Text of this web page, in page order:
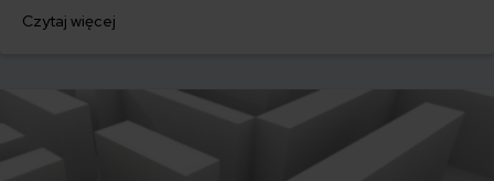
500 zł, inni – powyżej 1500 zł. Gdzie znaleźć najtańsze OC w Polsce
Czytaj więcej